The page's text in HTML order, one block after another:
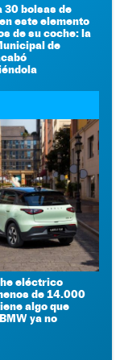
30 bolsas de
este elemento
de su coche: la
de
eléctrico
de 14.000
algo que
ya no